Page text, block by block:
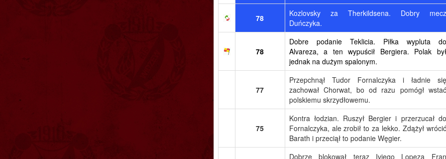
78
Kozlovsky za Therkildsena. Dobry mecz
Duńczyka.
78
Dobre podanie Teklicia. Piłka wypluta do
Alvareza, a ten wypuścił Bergiera. Polak był
jednak na dużym spalonym.
77
Przepchnął Tudor Fornalczyka i ładnie się
zachował Chorwat, bo od razu pomógł wstać
polskiemu skrzydłowemu.
75
Kontra łodzian. Ruszył Bergier i przerzucał do
Fornalczyka, ale zrobił to za lekko. Zdążył wrócić
Barath i przeciął to podanie Węgier.
Dobrze blokował teraz Iviego Lopeza Fran